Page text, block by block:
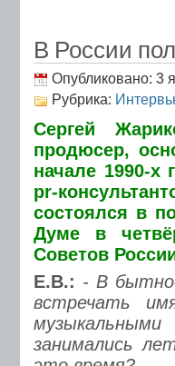
В России
Опубликовано: 3
Рубрика:
Сергей
продюсер,
начале 1990-
pr-
состоялся в
Думе в
Советов
Е.В.: - В
встречать
занимались